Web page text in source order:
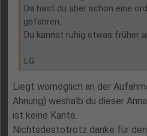
Da hast du aber schon eine
gefahren.
Du kannst ruhig etwas früher
LG
Liegt womöglich an der
Ahnung) weshalb du dieser
ist keine Kante.
Nichtsdestotrotz danke für